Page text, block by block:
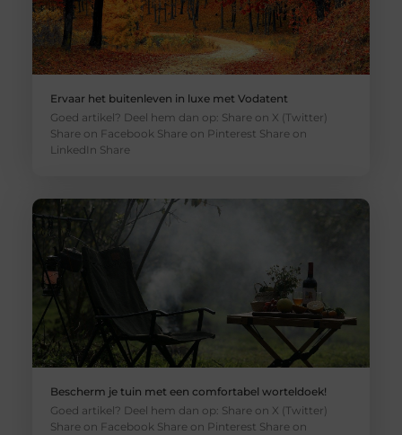
Ervaar het buitenleven in luxe met Vodatent
Goed artikel? Deel hem dan op: Share on X (Twitter)
Share on Facebook Share on Pinterest Share on
LinkedIn Share
Bescherm je tuin met een comfortabel worteldoek!
Goed artikel? Deel hem dan op: Share on X (Twitter)
Share on Facebook Share on Pinterest Share on